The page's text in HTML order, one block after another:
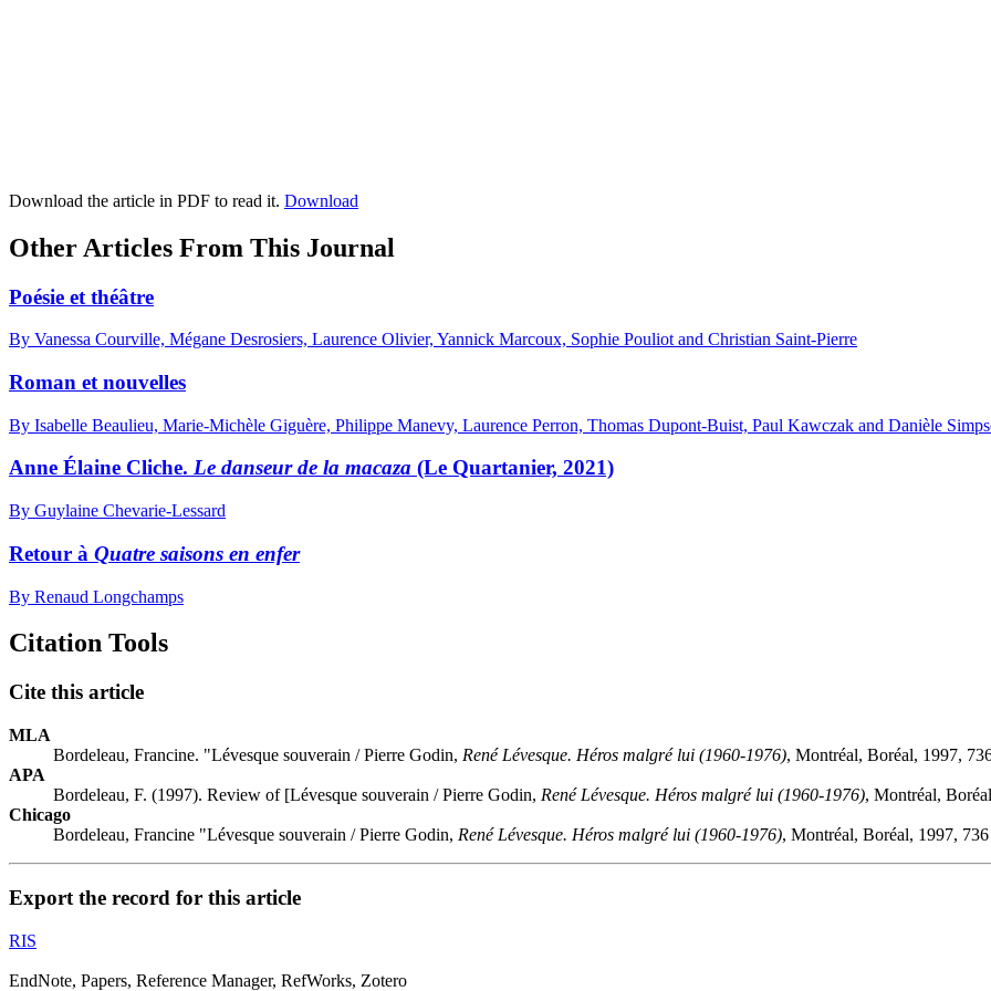
Download the article in PDF to read it. Download
Other Articles From This Journal
Poésie et théâtre
By Vanessa Courville, Mégane Desrosiers, Laurence Olivier, Yannick Marcoux, Sophie Pouliot and Christian Saint-Pierre
Roman et nouvelles
By Isabelle Beaulieu, Marie-Michèle Giguère, Philippe Manevy, Laurence Perron, Thomas Dupont-Buist, Paul Kawczak and Danièle
Anne Élaine Cliche. Le danseur de la macaza (Le Quartanier, 2021)
By Guylaine Chevarie-Lessard
Retour à Quatre saisons en enfer
By Renaud Longchamps
Citation Tools
Cite this article
MLA
Bordeleau, Francine. "Lévesque souverain / Pierre Godin, René Lévesque. Héros malgré lui (1960-1976), Montréal, Boréal, 1997,
APA
Bordeleau, F. (1997). Review of [Lévesque souverain / Pierre Godin, René Lévesque. Héros malgré lui (1960-1976), Montréal,
Chicago
Bordeleau, Francine "Lévesque souverain / Pierre Godin, René Lévesque. Héros malgré lui (1960-1976), Montréal, Boréal, 1997,
Export the record for this article
RIS
EndNote, Papers, Reference Manager, RefWorks, Zotero